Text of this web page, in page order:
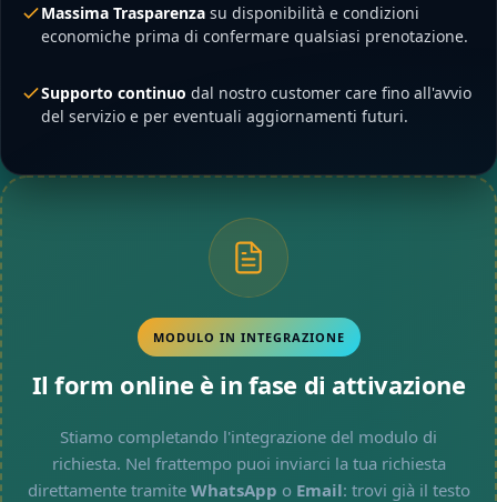
Massima Trasparenza su disponibilità e condizioni
economiche prima di confermare qualsiasi prenotazione.
Supporto continuo dal nostro customer care fino all'avvio
del servizio e per eventuali aggiornamenti futuri.
MODULO IN INTEGRAZIONE
Il form online è in fase di attivazione
Stiamo completando l'integrazione del modulo di
richiesta. Nel frattempo puoi inviarci la tua richiesta
direttamente tramite WhatsApp o Email: trovi già il testo